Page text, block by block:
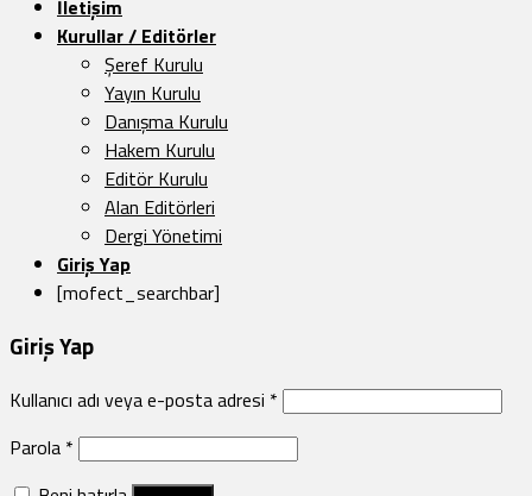
İletişim
Kurullar / Editörler
Şeref Kurulu
Yayın Kurulu
Danışma Kurulu
Hakem Kurulu
Editör Kurulu
Alan Editörleri
Dergi Yönetimi
Giriş Yap
[mofect_searchbar]
Giriş Yap
Kullanıcı adı veya e-posta adresi *
Parola *